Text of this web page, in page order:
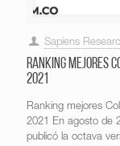
Sapiens
Ranking mejores
2021
Ranking mejores
2021 En agosto de
publicó la octava